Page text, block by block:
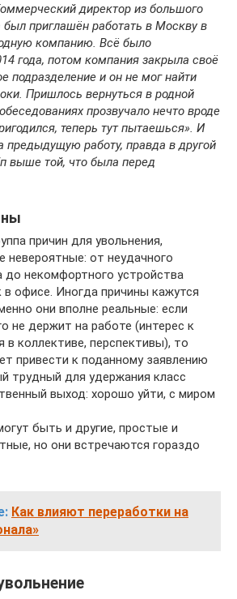
директор из большого
был приглашён работать в Москву в
компанию. Всё было
года, потом компания закрыла своё
подразделение и он не мог найти
Пришлось вернуться в родной
прозвучало нечто вроде
теперь тут пытаешься». И
предыдущую работу, правда в другой
выше той, что была перед
причин для увольнения,
от неудачного
до некомфортного устройства
в офисе. Иногда причины кажутся
они вполне реальные: если
не держит на работе (интерес к
в коллективе, перспективы), то
привести к поданному заявлению
трудный для удержания класс
выход: хорошо уйти, с миром
быть и другие, простые и
но они встречаются гораздо
Как влияют переработки на